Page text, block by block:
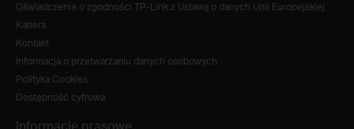
Oświadczenie o zgodności TP-Link z Ustawą o danych Unii Europejskiej
Kariera
Kontakt
Informacja o przetwarzaniu danych osobowych
Polityka Cookies
Dostępność cyfrowa
Informacje prasowe